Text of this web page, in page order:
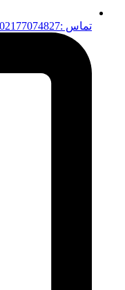
تماس :02177074827